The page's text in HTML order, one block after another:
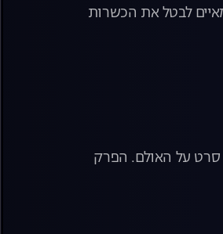
לבטל את הכשרות
סרט על האולם. הפרק